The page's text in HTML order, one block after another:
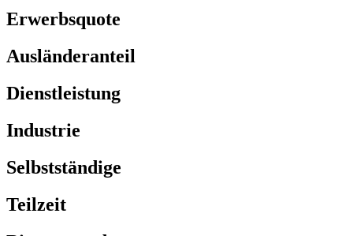
Erwerbsquote
Ausländeranteil
Dienstleistung
Industrie
Selbstständige
Teilzeit